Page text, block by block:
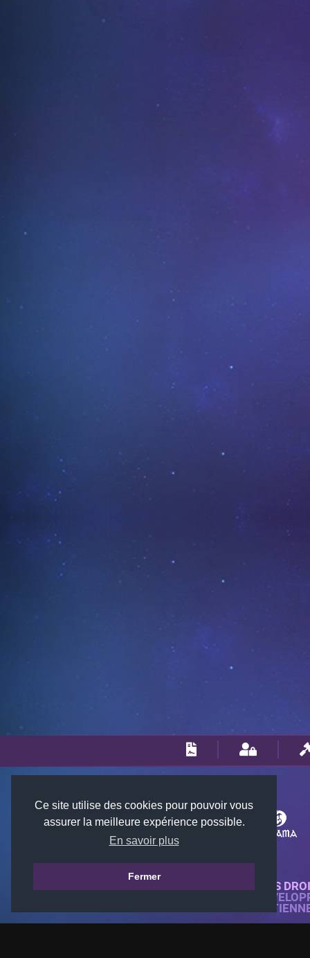
Ce site utilise des cookies pour pouvoir vous
assurer la meilleure expérience possible.
En savoir plus
Fermer
© 2018-2026 KTARENA. TOUS
SITE WEB ENTIÈREMENT
TOUTES LES IMAGES